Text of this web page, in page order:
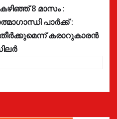
8 മാസം :
പാർക്ക് :
കരാറുകാരൻ